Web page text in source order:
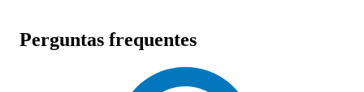
Perguntas frequentes